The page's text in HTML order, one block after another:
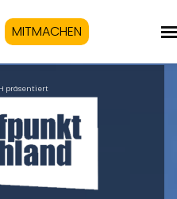
MITMACHEN
präsentiert